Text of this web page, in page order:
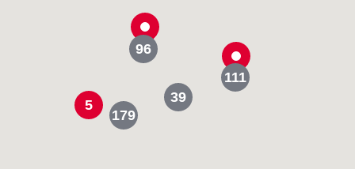
5
111
96
179
39